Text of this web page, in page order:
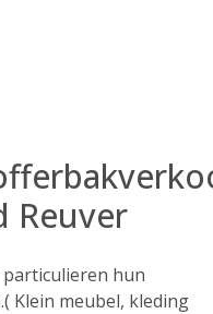
Reuver
hun
Klein meubel, kleding